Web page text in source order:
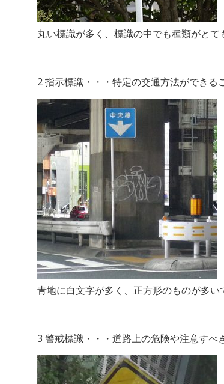
丸い標識が多く、標識の中でも種類がとて
2 指示標識・・・特定の交通方法ができる
青地に白文字が多く、正方形のものが多
3 警戒標識・・・道路上の危険や注意すべ